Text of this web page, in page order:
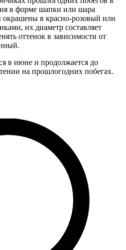
в форме шапки или шара
в красно-розовый или
их диаметр составляет
оттенок в зависимости от
в июне и продолжается до
на прошлогодних побегах.